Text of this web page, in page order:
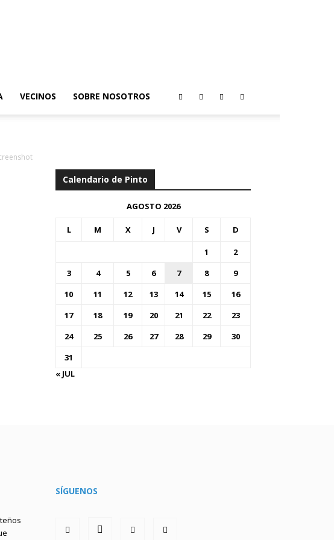
VECINOS SOBRE NOSOTROS
Calendario de Pinto
AGOSTO 2026
L M X J V S D
1
2
3
4 5 6 7 8
9
10
11 12 13 14 15
16
17
18 19 20 21 22
23
24
25 26 27 28 29
30
31
« JUL
SÍGUENOS